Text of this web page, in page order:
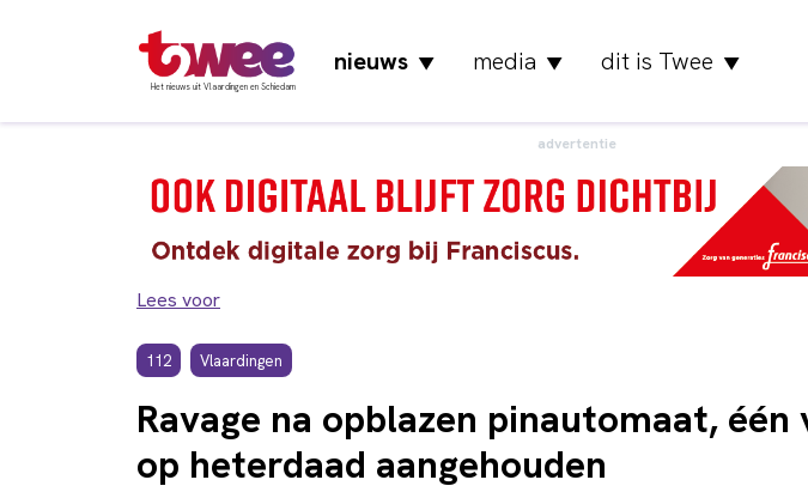
Het nieuws uit Vlaardingen en Schiedam
nieuws▼ media ▼ dit is Twee ▼
advertentie
Lees voor
112 Vlaardingen
Ravage na opblazen pinautomaat, één
op heterdaad aangehouden